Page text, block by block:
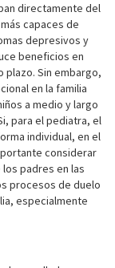
directamente del
capaces de
depresivos y
beneficios en
Sin embargo,
en la familia
a medio y largo
para el pediatra, el
individual, en el
considerar
los padres en las
procesos de duelo
especialmente